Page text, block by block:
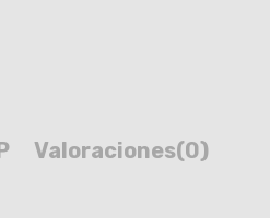
Valoraciones(0)